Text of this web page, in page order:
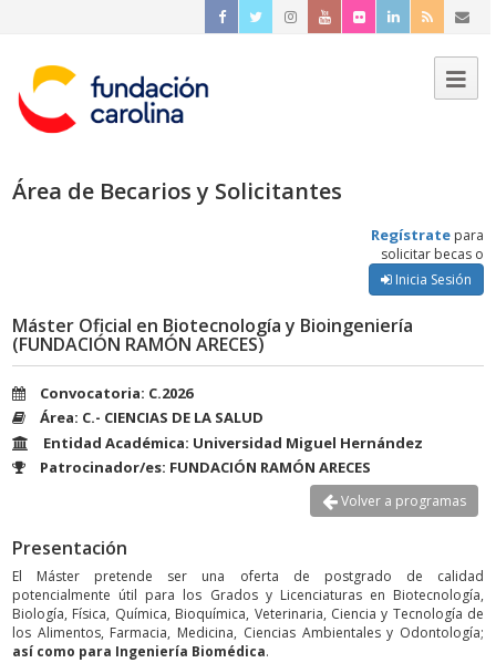
Área de Becarios y Solicitantes
Regístrate para
solicitar becas o
Inicia Sesión
Máster Oficial en Biotecnología y Bioingeniería
(FUNDACIÓN RAMÓN ARECES)
Convocatoria: C.2026
Área: C.- CIENCIAS DE LA SALUD
Entidad Académica: Universidad Miguel Hernández
Patrocinador/es: FUNDACIÓN RAMÓN ARECES
Volver a programas
Presentación
El Máster pretende ser una oferta de postgrado de calidad
potencialmente útil para los Grados y Licenciaturas en Biotecnología,
Biología, Física, Química, Bioquímica, Veterinaria, Ciencia y Tecnología de
los Alimentos, Farmacia, Medicina, Ciencias Ambientales y Odontología;
así como para Ingeniería Biomédica.